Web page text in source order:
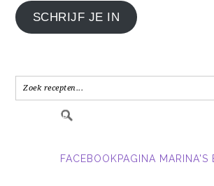
je
e-
in.....
SCHRIJF JE IN
FACEBOOKPAGINA MARINA'S